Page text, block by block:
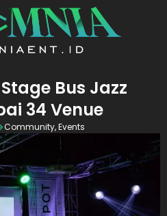
Bus Jazz
34 Venue
Community,Events